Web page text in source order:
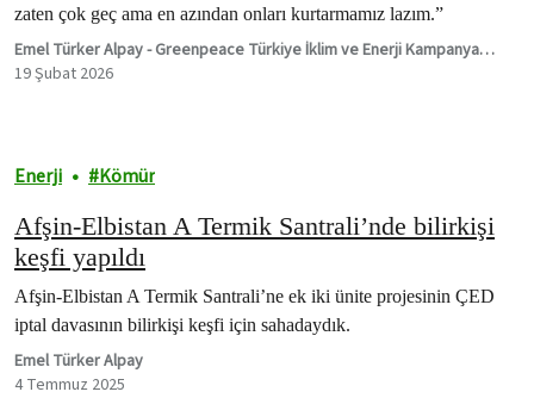
zaten çok geç ama en azından onları kurtarmamız lazım.”
Emel Türker Alpay - Greenpeace Türkiye İklim ve Enerji Kampanya
Sorumlusu
19 Şubat 2026
Enerji Kömür
Afşin-Elbistan A Termik Santrali’nde bilirkişi
keşfi yapıldı
Afşin-Elbistan A Termik Santrali’ne ek iki ünite projesinin ÇED
iptal davasının bilirkişi keşfi için sahadaydık.
Emel Türker Alpay
4 Temmuz 2025